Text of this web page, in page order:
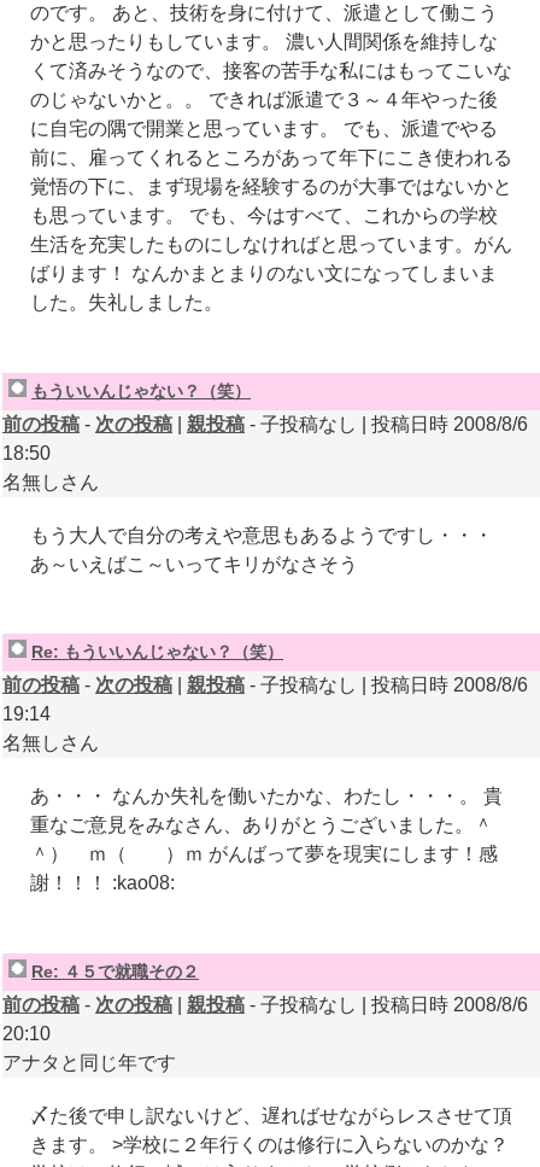
のです。 あと、技術を身に付けて、派遣として働こう
かと思ったりもしています。 濃い人間関係を維持しな
くて済みそうなので、接客の苦手な私にはもってこいな
のじゃないかと。。 できれば派遣で３～４年やった後
に自宅の隅で開業と思っています。 でも、派遣でやる
前に、雇ってくれるところがあって年下にこき使われる
覚悟の下に、まず現場を経験するのが大事ではないかと
も思っています。 でも、今はすべて、これからの学校
生活を充実したものにしなければと思っています。がん
ばります！ なんかまとまりのない文になってしまいま
した。失礼しました。
もういいんじゃない？（笑）
前の投稿 - 次の投稿 親投稿 - 子投稿なし | 投稿日時 2008/8/6
18:50
名無しさん
もう大人で自分の考えや意思もあるようですし・・・
あ～いえばこ～いってキリがなさそう
Re: もういいんじゃない？（笑）
前の投稿 - 次の投稿 親投稿 - 子投稿なし | 投稿日時 2008/8/6
19:14
名無しさん
あ・・・ なんか失礼を働いたかな、わたし・・・。 貴
重なご意見をみなさん、ありがとうございました。＾
＾） ｍ（ ）ｍ がんばって夢を現実にします！感
謝！！！ :kao08:
Re: ４５で就職その２
前の投稿 - 次の投稿 親投稿 - 子投稿なし | 投稿日時 2008/8/6
20:10
アナタと同じ年です
〆た後で申し訳ないけど、遅ればせながらレスさせて頂
きます。 >学校に２年行くのは修行に入らないのかな？